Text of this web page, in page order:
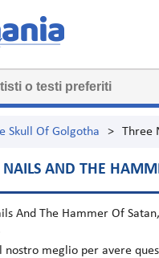
Skull Of Golgotha > Three
NAILS AND THE
And The Hammer Of Satan
nostro meglio per avere